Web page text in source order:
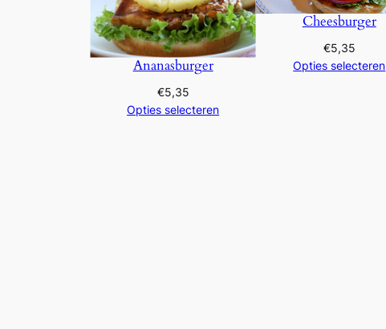
Ananasburger
€5,35
Opties selecteren
Cheesburger
€5,35
Opties selecteren